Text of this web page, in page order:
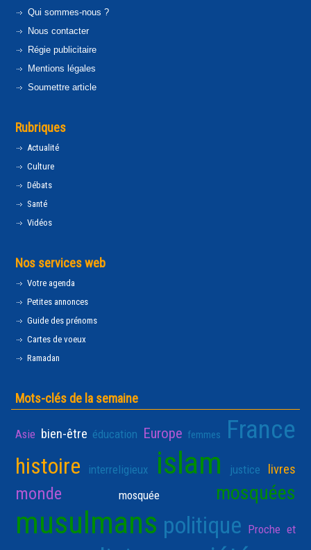
Qui sommes-nous ?
Nous contacter
Régie publicitaire
Mentions légales
Soumettre article
Rubriques
Actualité
Culture
Débats
Santé
Vidéos
Nos services web
Votre agenda
Petites annonces
Guide des prénoms
Cartes de voeux
Ramadan
Mots-clés de la semaine
Asie bien-être éducation Europe femmes France
histoire interreligieux islam justice livres
monde mosquée mosquées
musulmans politique Proche et